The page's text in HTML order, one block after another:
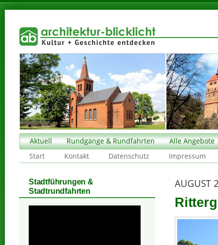
Aktuell Rundgänge & Rundfahrten
Alle Angebote
Start
Kontakt Datenschutz Impressum
AUGUST
Stadtführungen &
Stadtrundfahrten